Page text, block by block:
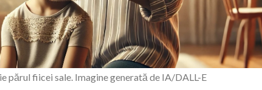
părul fiicei sale. Imagine generată de IA/DALL-E